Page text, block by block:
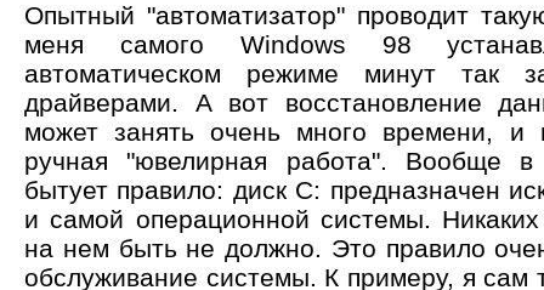
Опытный "автоматизатор" проводит
меня самого Windows 98
автоматическом режиме минут
драйверами. А вот восстановление
может занять очень много времени, и
ручная "ювелирная работа". Вообще в
бытует правило: диск С: предназначен
и самой операционной системы. Никаких
на нем быть не должно. Это правило
обслуживание системы. К примеру, я сам